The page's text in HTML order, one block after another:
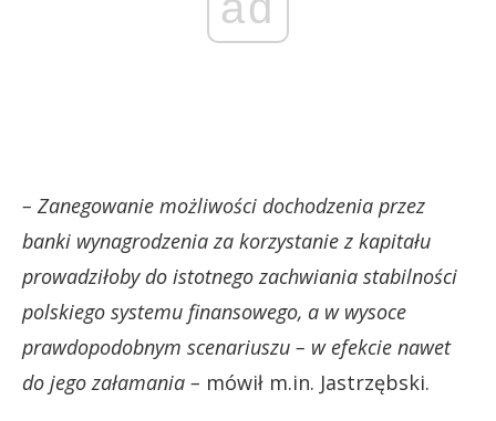
– Zanegowanie możliwości dochodzenia przez
banki wynagrodzenia za korzystanie z kapitału
prowadziłoby do istotnego zachwiania stabilności
polskiego systemu finansowego, a w wysoce
prawdopodobnym scenariuszu – w efekcie nawet
do jego załamania – mówił m.in. Jastrzębski.